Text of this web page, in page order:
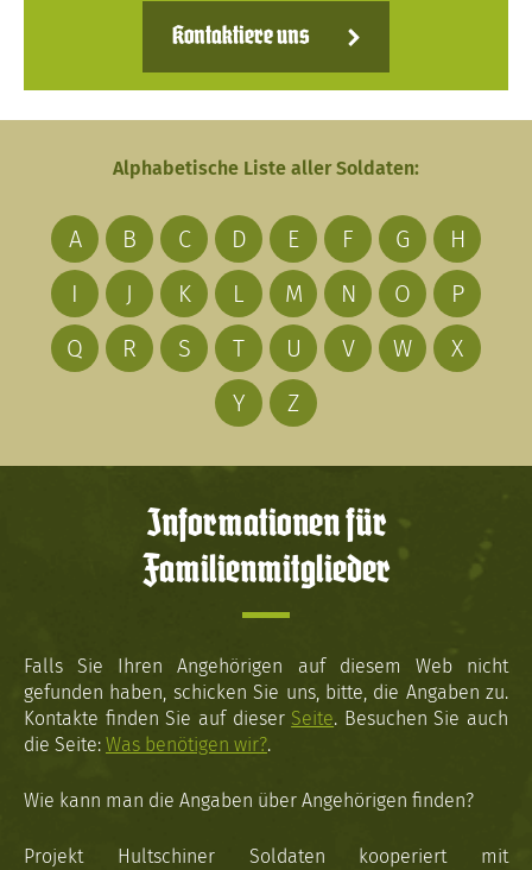
Kontaktiere uns
Alphabetische Liste aller Soldaten:
A B C D E F G
H
I
J K L M N O
P
Q
R S T U V W
X
Y
Z
Informationen für
Familienmitglieder
Falls Sie Ihren Angehörigen auf diesem Web nicht
gefunden haben, schicken Sie uns, bitte, die Angaben zu.
Kontakte finden Sie auf dieser Seite. Besuchen Sie auch
die Seite: Was benötigen wir?.
Wie kann man die Angaben über Angehörigen finden?
Projekt Hultschiner Soldaten kooperiert mit